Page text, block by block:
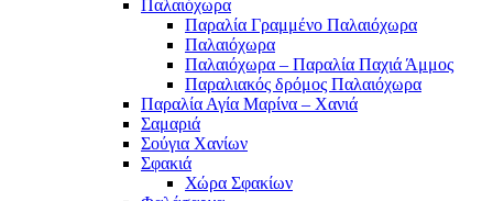
Παλαιόχωρα
Παραλία Γραμμένο Παλαιόχωρα
Παλαιόχωρα
Παλαιόχωρα – Παραλία Παχιά Άμμος
Παραλιακός δρόμος Παλαιόχωρα
Παραλία Αγία Μαρίνα – Χανιά
Σαμαριά
Σούγια Χανίων
Σφακιά
Χώρα Σφακίων